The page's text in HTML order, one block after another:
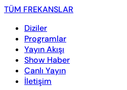
TÜM FREKANSLAR
Diziler
Programlar
Yayın Akışı
Show Haber
Canlı Yayın
İletişim